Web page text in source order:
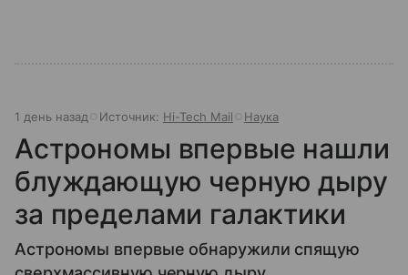
1 день назад Источник: Hi-Tech Mail Наука
Астрономы впервые нашли
блуждающую черную дыру
за пределами галактики
Астрономы впервые обнаружили спящую